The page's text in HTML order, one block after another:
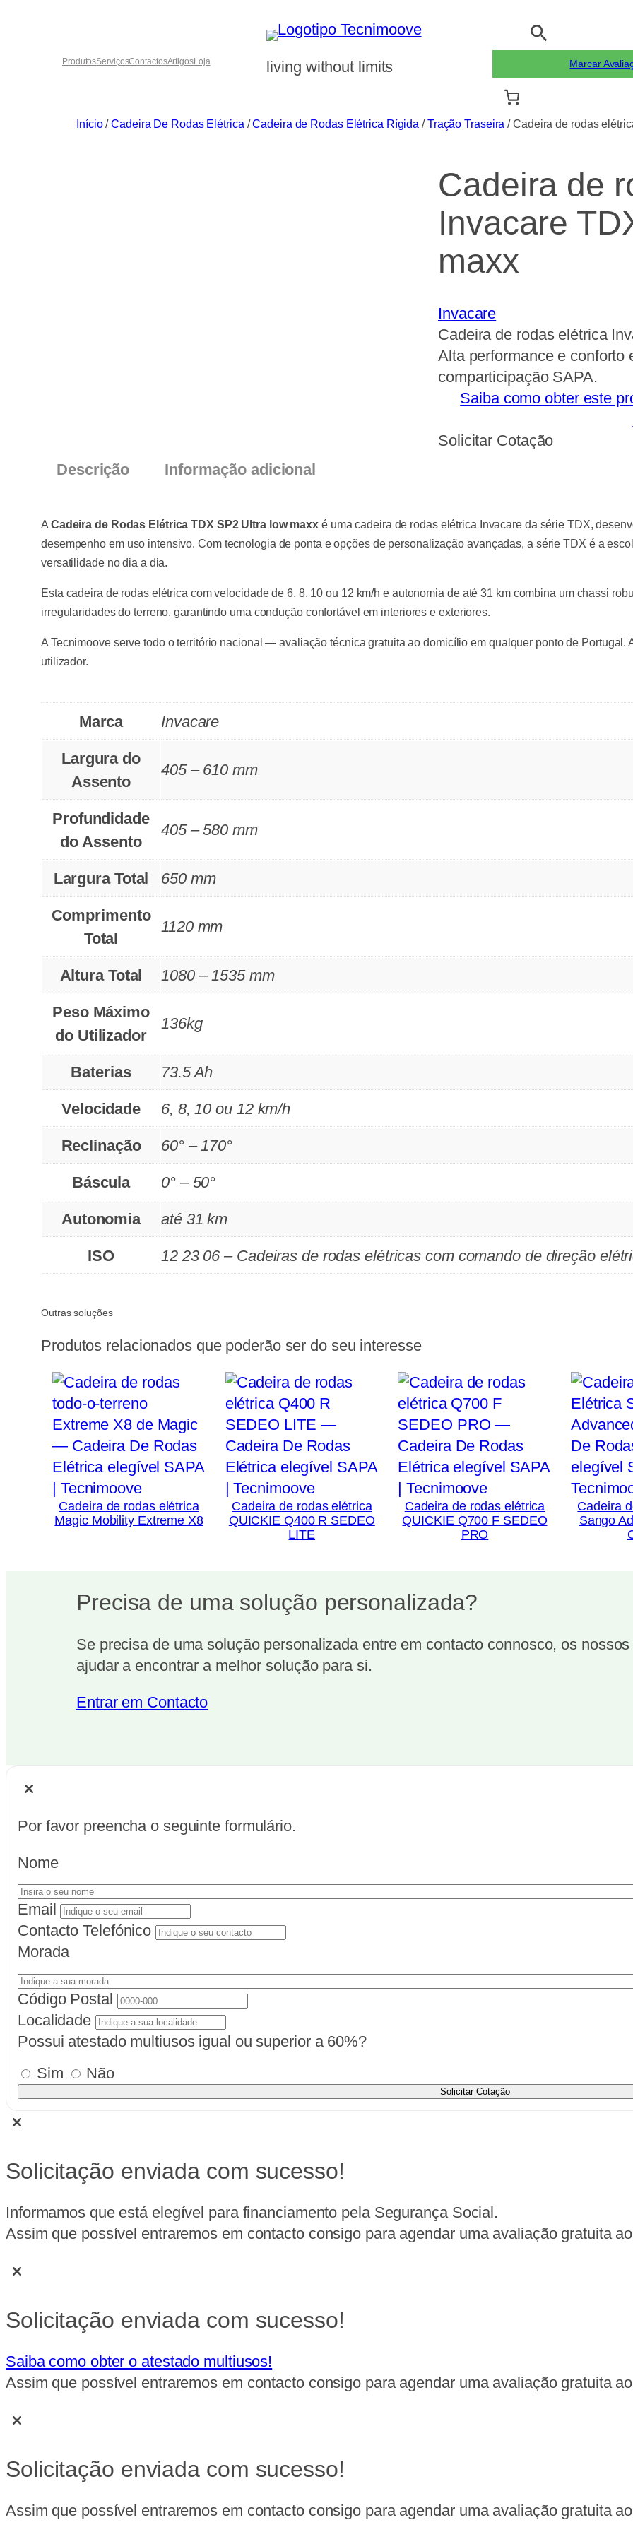
ProdutosServiçosContactosArtigosLoja living without limits Marcar
Início/Cadeira De Rodas Elétrica /Cadeira de Rodas Elétrica Rígida /Tração Traseira / Cadeira de rodas
Cadeira de
Invacare
maxx
Invacare
Cadeira de rodas elétrica
Alta performance e
comparticipação SAPA.
Saiba como obter este
Solicitar Cotação
Descrição
Informação adicional
A Cadeira de Rodas Elétrica TDX SP2 Ultra low maxx é uma cadeira de rodas elétrica Invacare da série TDX,
desempenho em uso intensivo. Com tecnologia de ponta e opções de personalização avançadas, a série TDX é a
versatilidade no dia a dia.
Esta cadeira de rodas elétrica com velocidade de 6, 8, 10 ou 12 km/h e autonomia de até 31 km combina um chassi
irregularidades do terreno, garantindo uma condução confortável em interiores e exteriores.
A Tecnimoove serve todo o território nacional — avaliação técnica gratuita ao domicílio em qualquer ponto de Portugal.
utilizador.
Marca Invacare
Largura do
Assento
405 – 610 mm
Profundidade
do Assento
405 – 580 mm
Largura Total 650 mm
Comprimento
Total
1120 mm
Altura Total 1080 – 1535 mm
Peso Máximo
do Utilizador
136kg
Baterias 73.5 Ah
Velocidade 6, 8, 10 ou 12 km/h
Reclinação 60° – 170°
Báscula 0° – 50°
Autonomia até 31 km
ISO 12 23 06 – Cadeiras de rodas elétricas com comando de direção
Outras soluções
Produtos relacionados que poderão ser do seu interesse
Cadeira de rodas elétrica
Magic Mobility Extreme X8
Cadeira de rodas elétrica
QUICKIE Q400 R SEDEO
LITE
Cadeira de rodas elétrica
QUICKIE Q700 F SEDEO
PRO
Cadeira
Sango
Precisa de uma solução personalizada?
Se precisa de uma solução personalizada entre em contacto connosco, os
ajudar a encontrar a melhor solução para si.
Entrar em Contacto
Por favor preencha o seguinte formulário.
Nome
Email
Contacto Telefónico
Morada
Código Postal
Localidade
Possui atestado multiusos igual ou superior a 60%?
Sim
Não
Solicitar Cotação
Solicitação enviada com sucesso!
Informamos que está elegível para financiamento pela Segurança Social.
Assim que possível entraremos em contacto consigo para agendar uma avaliação gratuita
Solicitação enviada com sucesso!
Saiba como obter o atestado multiusos!
Assim que possível entraremos em contacto consigo para agendar uma avaliação gratuita
Solicitação enviada com sucesso!
Assim que possível entraremos em contacto consigo para agendar uma avaliação gratuita